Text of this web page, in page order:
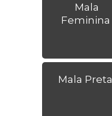
Mala
Feminina
Mala Preta